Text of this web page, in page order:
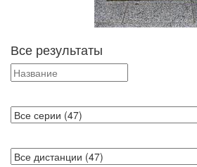
Все результаты